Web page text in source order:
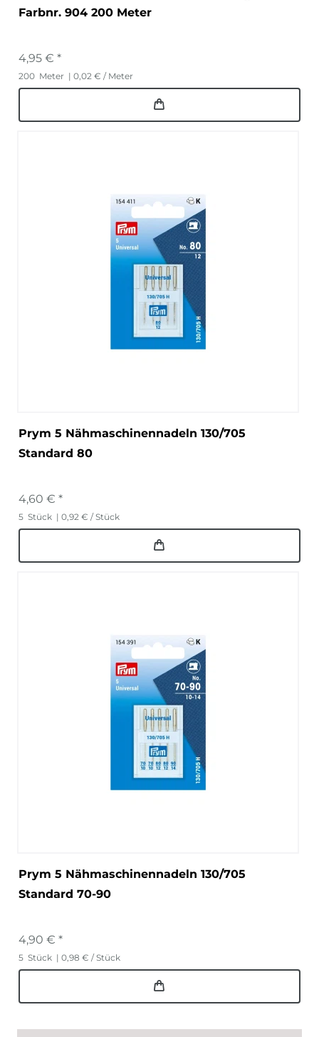
Farbnr. 904 200 Meter
4,95 € *
200 Meter | 0,02 € / Meter
Prym 5 Nähmaschinennadeln 130/705
Standard 80
4,60 € *
5 Stück | 0,92 € / Stück
Prym 5 Nähmaschinennadeln 130/705
Standard 70-90
4,90 € *
5 Stück | 0,98 € / Stück